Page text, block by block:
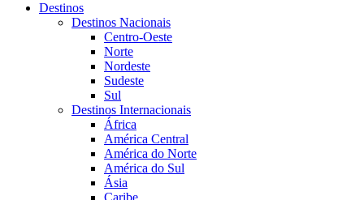
Destinos
Destinos Nacionais
Centro-Oeste
Norte
Nordeste
Sudeste
Sul
Destinos Internacionais
África
América Central
América do Norte
América do Sul
Ásia
Caribe